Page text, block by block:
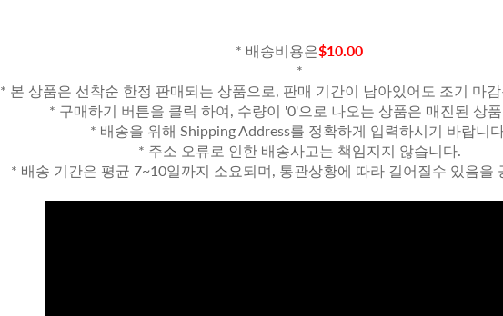
* 배송비용은$10.00
*
* 본 상품은 선착순 한정 판매되는 상품으로, 판매 기간이 남아있어도 조기 마
* 구매하기 버튼을 클릭 하여, 수량이 '0'으로 나오는 상품은 매진된 상
* 배송을 위해 Shipping Address를 정확하게 입력하시기 바랍니
* 주소 오류로 인한 배송사고는 책임지지 않습니다.
* 배송 기간은 평균 7~10일까지 소요되며, 통관상황에 따라 길어질수 있음을